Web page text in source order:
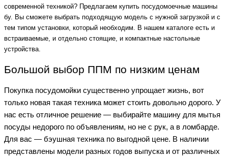
современной техникой? Предлагаем купить посудомоечные машины
бу. Вы сможете выбрать подходящую модель с нужной загрузкой и с
тем типом установки, который необходим. В нашем каталоге есть и
встраиваемые, и отдельно стоящие, и компактные настольные
устройства.
Большой выбор ППМ по низким ценам
Покупка посудомойки существенно упрощает жизнь, вот
только новая такая техника может стоить довольно дорого. У
нас есть отличное решение — выбирайте машину для мытья
посуды недорого по объявлениям, но не с рук, а в ломбарде.
Для вас — бэушная техника по выгодной цене. В наличии
представлены модели разных годов выпуска и от различных